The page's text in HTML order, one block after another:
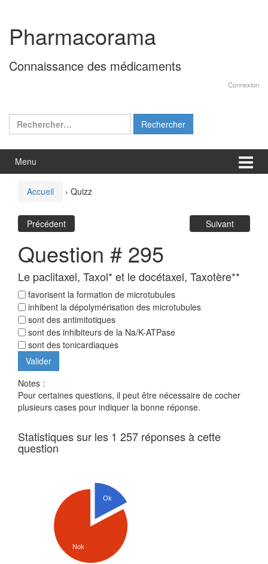
contenu
menu
principal
Pharmacorama
Connaissance des médicaments
Connexion
Rechercher :
Menu
Accueil › Quizz
Précédent Suivant
Question # 295
Le paclitaxel, Taxol* et le docétaxel, Taxotère**
favorisent la formation de microtubules
inhibent la dépolymérisation des microtubules
sont des antimitotiques
sont des inhibiteurs de la Na/K-ATPase
sont des tonicardiaques
Notes :
Pour certaines questions, il peut être nécessaire de cocher
plusieurs cases pour indiquer la bonne réponse.
Statistiques sur les 1 257 réponses à cette
question
Ok
Nok